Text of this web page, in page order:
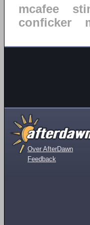
mcafee
conficker
Over AfterDawn
Feedback